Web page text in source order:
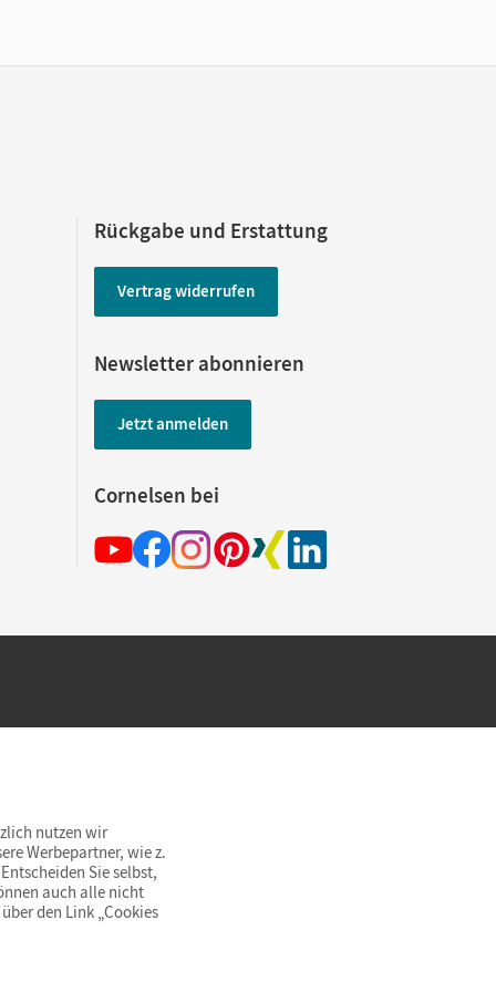
Rückgabe und Erstattung
Vertrag widerrufen
Newsletter abonnieren
Jetzt anmelden
Cornelsen bei
nutzen wir
Werbepartner, wie z.
Sie selbst,
auch alle nicht
den Link „Cookies